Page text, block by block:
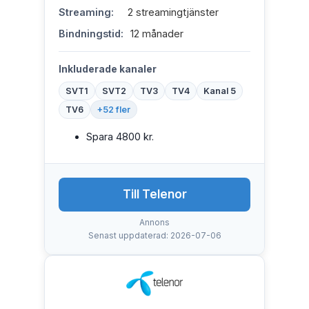
Streaming:
2 streamingtjänster
Bindningstid:
12 månader
Inkluderade kanaler
SVT1 SVT2 TV3 TV4
Kanal 5
TV6
+52 fler
Spara 4800 kr.
Till Telenor
Annons
Senast uppdaterad: 2026-07-06